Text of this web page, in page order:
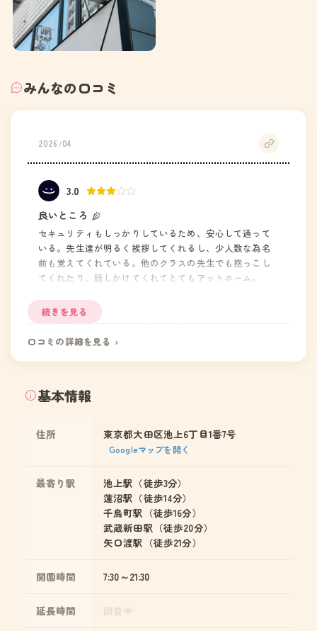
みんなの口コミ
2026/04
3.0
良いところ
セキュリティもしっかりしているため、安心して通って
いる。先生達が明るく挨拶してくれるし、少人数な為名
前も覚えてくれている。他のクラスの先生でも抱っこし
てくれたり、話しかけてくれてとてもアットホーム。
改善してほしいところ
先生によって偏りがある。もう少し丁寧に見てほしいと
いこともあり、担任しだい。
続きを見る
口コミの詳細を見る ›
基本情報
住所 東京都大田区池上6丁目1番7号
Googleマップを開く
最寄り駅
池上駅（徒歩3分）
蓮沼駅（徒歩14分）
千鳥町駅（徒歩16分）
武蔵新田駅（徒歩20分）
矢口渡駅（徒歩21分）
開園時間 7:30～21:30
延長時間